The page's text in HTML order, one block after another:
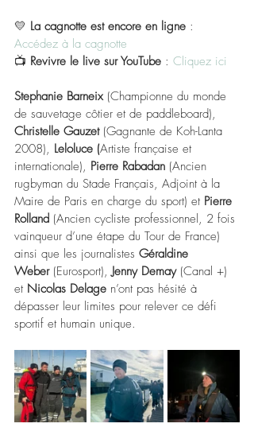
💛 La cagnotte est encore en ligne :
Accédez à la cagnotte
📺 Revivre le live sur YouTube : Cliquez ici
Stephanie Barneix (Championne du monde
de sauvetage côtier et de paddleboard),
Christelle Gauzet (Gagnante de Koh-Lanta
2008), Leloluce (Artiste française et
internationale), Pierre Rabadan (Ancien
rugbyman du Stade Français, Adjoint à la
Maire de Paris en charge du sport) et Pierre
Rolland (Ancien cycliste professionnel, 2 fois
vainqueur d’une étape du Tour de France)
ainsi que les journalistes Géraldine
Weber (Eurosport), Jenny Demay (Canal +)
et Nicolas Delage n’ont pas hésité à
dépasser leur limites pour relever ce défi
sportif et humain unique.